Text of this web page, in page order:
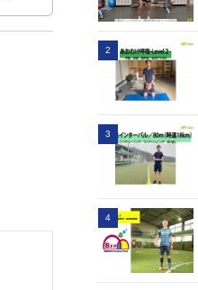
2
3
4